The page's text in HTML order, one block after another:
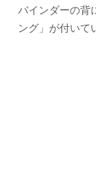
バインダーの背
ング」が付いて